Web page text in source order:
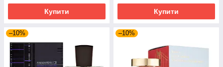
Купити Купити
–10% –10%